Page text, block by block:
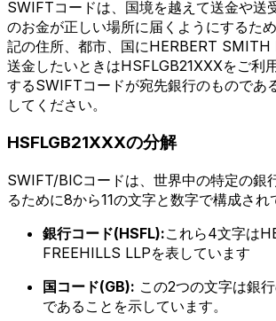
SWIFTコードは、国境を越えて送金や送
のお金が正しい場所に届くようにするた
記の住所、都市、国にHERBERT SMITH
送金したいときはHSFLGB21XXXをご利
するSWIFTコードが宛先銀行のものであ
してください。
HSFLGB21XXXの分解
SWIFT/BICコードは、世界中の特定の銀
るために8から11の文字と数字で構成され
銀行コード(HSFL):これら4文字は
FREEHILLS LLPを表しています
国コード(GB): この2つの文字は銀
であることを示しています。